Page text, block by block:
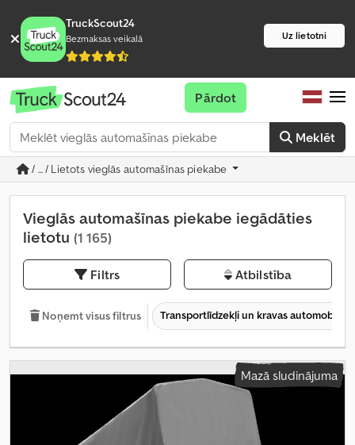
TruckScout24
Bezmaksas veikalā Uz lietotni
Meklēt
Pārdot
/ ... / Lietots vieglās automašīnas piekabe
Vieglās automašīnas piekabe iegādāties
lietotu (1 165)
Filtrs Atbilstība
Noņemt visus filtrus Transportlīdzekļi un kravas automobiļi
Mazā sludinājuma